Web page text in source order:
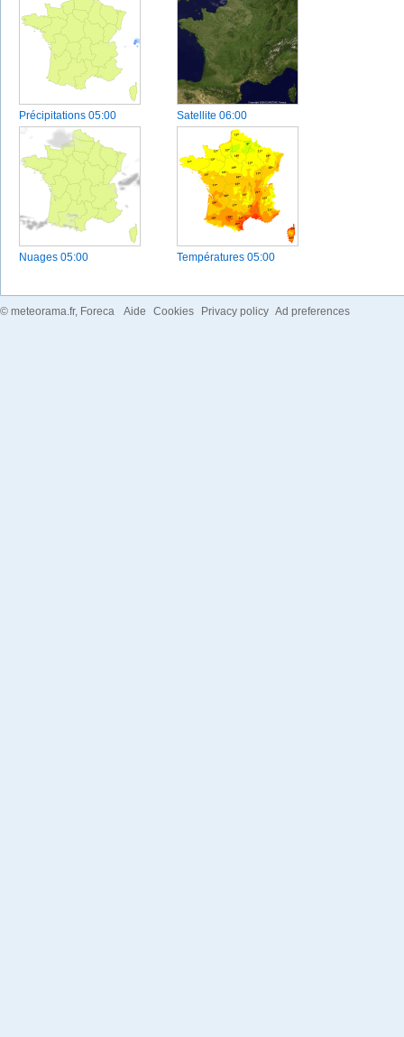
Précipitations 05:00 Satellite 06:00
Nuages 05:00 Températures 05:00
© meteorama.fr, Foreca Aide Cookies Privacy policy Ad preferences